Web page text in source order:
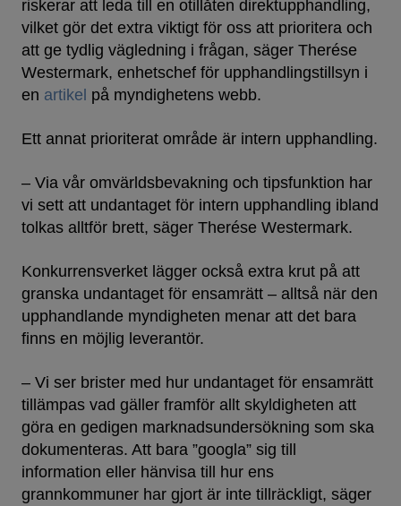
riskerar att leda till en otillåten direktupphandling,
vilket gör det extra viktigt för oss att prioritera och
att ge tydlig vägledning i frågan, säger Therése
Westermark, enhetschef för upphandlingstillsyn i
en artikel på myndighetens webb.
Ett annat prioriterat område är intern upphandling.
– Via vår omvärldsbevakning och tipsfunktion har
vi sett att undantaget för intern upphandling ibland
tolkas alltför brett, säger Therése Westermark.
Konkurrensverket lägger också extra krut på att
granska undantaget för ensamrätt – alltså när den
upphandlande myndigheten menar att det bara
finns en möjlig leverantör.
– Vi ser brister med hur undantaget för ensamrätt
tillämpas vad gäller framför allt skyldigheten att
göra en gedigen marknadsundersökning som ska
dokumenteras. Att bara ”googla” sig till
information eller hänvisa till hur ens
grannkommuner har gjort är inte tillräckligt, säger